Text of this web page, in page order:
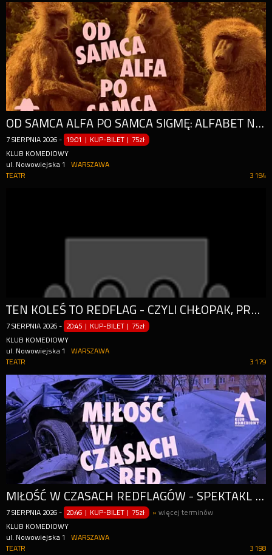
OD SAMCA ALFA PO SAMCA SIGMĘ: ALFABET NAJGORSZYCH TYPÓW - SPEKTAKL IMPRO
7 SIERPNIA 2026 - 19:01 | KUP-BILET | 75zł
KLUB KOMEDIOWY
ul. Nowowiejska 1
WARSZAWA
3 194
TEATR
TEN KOLEŚ TO REDFLAG - CZYLI CHŁOPAK, PRZED KTÓRYM OSTRZEGAŁA CIĘ PSIAPSI
7 SIERPNIA 2026 - 20:45 | KUP-BILET | 75zł
KLUB KOMEDIOWY
ul. Nowowiejska 1
WARSZAWA
3 179
TEATR
MIŁOŚĆ W CZASACH REDFLAGÓW - SPEKTAKL IMPRO
7 SIERPNIA 2026 - 20:46 | KUP-BILET | 75zł »więcej terminów
KLUB KOMEDIOWY
ul. Nowowiejska 1
WARSZAWA
3 198
TEATR